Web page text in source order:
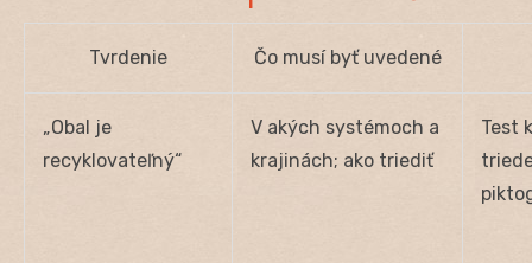
Tvrdenie Čo musí byť uvedené
„Obal je
recyklovateľný“
V akých systémoch a
krajinách; ako triediť
Test